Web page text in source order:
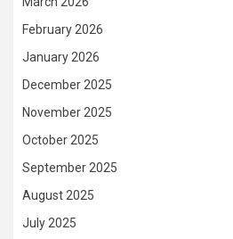
February 2026
January 2026
December 2025
November 2025
October 2025
September 2025
August 2025
July 2025